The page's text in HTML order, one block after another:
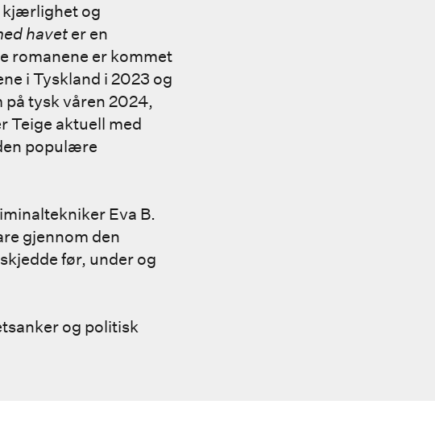
kjærlighet og
haveter en
romanene er kommet
i Tyskland i 2023 og
på tysk våren 2024,
Teige aktuell med
populære
Eva B.
gjennom den
før, under og
og politisk